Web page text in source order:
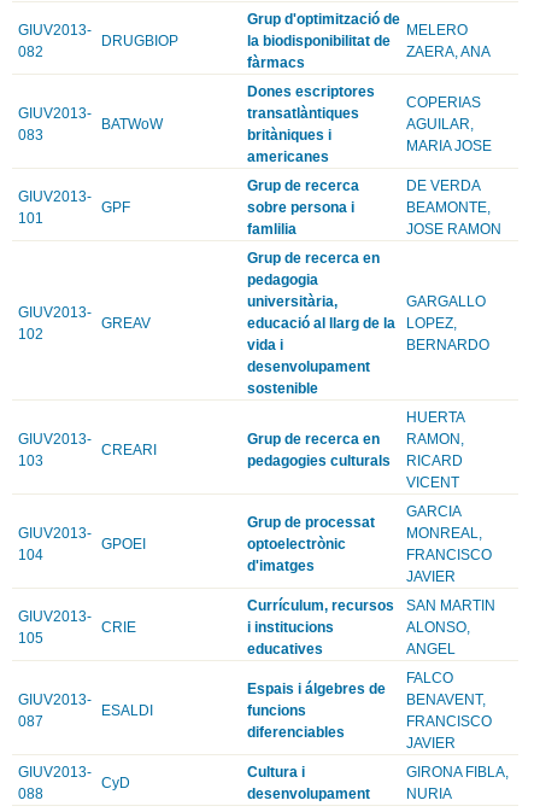
GIUV2013-
082
DRUGBIOP
Grup d'optimització de
la biodisponibilitat de
fàrmacs
MELERO
ZAERA, ANA
GIUV2013-
083
BATWoW
Dones escriptores
transatlàntiques
britàniques i
americanes
COPERIAS
AGUILAR,
MARIA JOSE
GIUV2013-
101
GPF
Grup de recerca
sobre persona i
famlilia
DE VERDA
BEAMONTE,
JOSE RAMON
GIUV2013-
102
GREAV
Grup de recerca en
pedagogia
universitària,
educació al llarg de la
vida i
desenvolupament
sostenible
GARGALLO
LOPEZ,
BERNARDO
GIUV2013-
103
CREARI
Grup de recerca en
pedagogies culturals
HUERTA
RAMON,
RICARD
VICENT
GIUV2013-
104
GPOEI
Grup de processat
optoelectrònic
d'imatges
GARCIA
MONREAL,
FRANCISCO
JAVIER
GIUV2013-
105
CRIE
Currículum, recursos
i institucions
educatives
SAN MARTIN
ALONSO,
ANGEL
GIUV2013-
087
ESALDI
Espais i álgebres de
funcions
diferenciables
FALCO
BENAVENT,
FRANCISCO
JAVIER
GIUV2013-
088
CyD
Cultura i
desenvolupament
GIRONA FIBLA,
NURIA